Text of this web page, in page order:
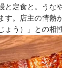
と定食と。うな
す。店主の情熱
ょう）」との相